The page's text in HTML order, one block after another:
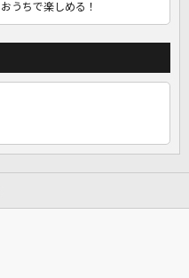
うちで楽しめる！